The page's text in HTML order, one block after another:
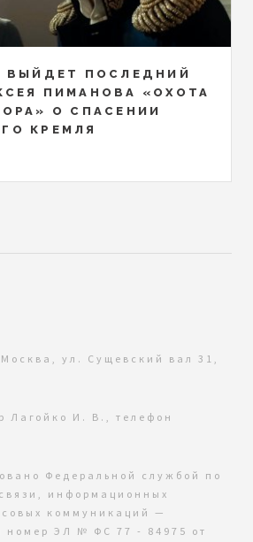
ВЫЙДЕТ ПОСЛЕДНИЙ
ПИМАНОВА «ОХОТА
О СПАСЕНИИ
КРЕМЛЯ
ул. Сущевский вал 31,
Лагойко И. В., телефон
Федеральной службой по
информационных
коммуникаций —
номер ЭЛ № ФС 77 - 84975 от